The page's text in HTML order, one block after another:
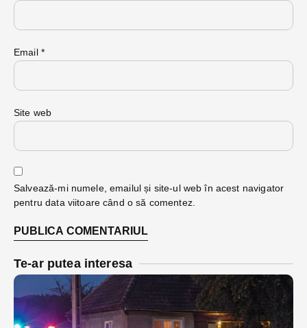
Email *
Site web
Salvează-mi numele, emailul și site-ul web în acest navigator
pentru data viitoare când o să comentez.
Te-ar putea interesa